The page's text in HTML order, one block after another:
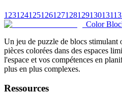
123124125126127128129130131
Color
Un jeu de puzzle de blocs stimulant
pièces colorées dans des espaces
l'espace et vos compétences en
plus en plus complexes.
Ressources